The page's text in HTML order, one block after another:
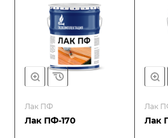
Лак ПФ
Лак ПФ-170
Лак
Лак